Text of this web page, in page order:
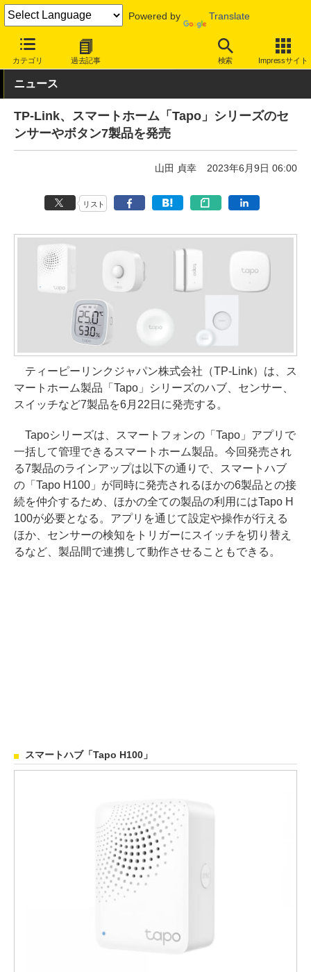
Powered by Translate
カテゴリ 過去記事 検索 Impressサイト
INTERNET Watch トピック
ニュース
TP-Link、スマートホーム「Tapo」シリーズのセ
ンサーやボタン7製品を発売
山田 貞幸 2023年6月9日 06:00
リスト
ティーピーリンクジャパン株式会社（TP-Link）は、ス
マートホーム製品「Tapo」シリーズのハブ、センサー、
スイッチなど7製品を6月22日に発売する。
Tapoシリーズは、スマートフォンの「Tapo」アプリで
一括して管理できるスマートホーム製品。今回発売され
る7製品のラインアップは以下の通りで、スマートハブ
の「Tapo H100」が同時に発売されるほかの6製品との接
続を仲介するため、ほかの全ての製品の利用にはTapo H
100が必要となる。アプリを通じて設定や操作が行える
ほか、センサーの検知をトリガーにスイッチを切り替え
るなど、製品間で連携して動作させることもできる。
スマートハブ「Tapo H100」